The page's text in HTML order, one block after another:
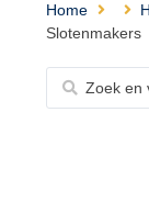
Home
Slotenmakers